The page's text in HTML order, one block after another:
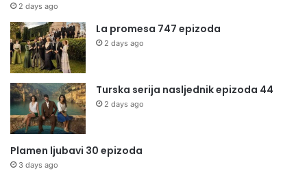
2 days ago
La promesa 747 epizoda
2 days ago
Turska serija nasljednik epizoda 44
2 days ago
Plamen ljubavi 30 epizoda
3 days ago